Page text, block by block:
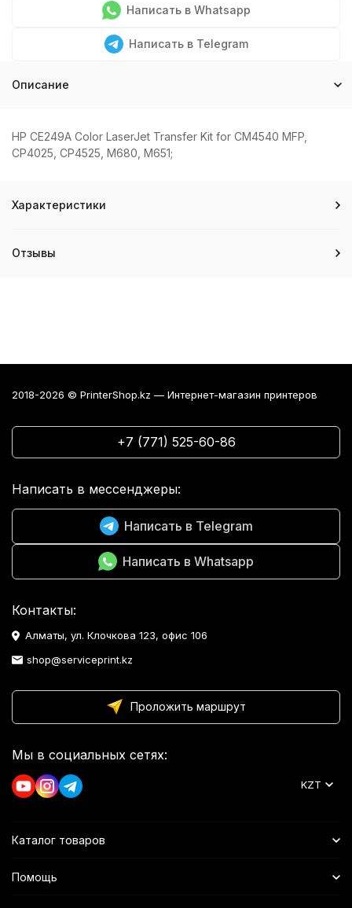
Написать в Whatsapp
Написать в Telegram
Описание
HP CE249A Color LaserJet Transfer Kit for CM4540 MFP,
CP4025, CP4525, M680, M651;
Характеристики
Отзывы
2018-2026 © PrinterShop.kz — Интернет-магазин принтеров
+7 (771) 525-60-86
Написать в мессенджеры:
Написать в Telegram
Написать в Whatsapp
Контакты:
Алматы, ул. Клочкова 123, офис 106
shop@serviceprint.kz
Проложить маршрут
Мы в социальных сетях:
KZT
Каталог товаров
Помощь